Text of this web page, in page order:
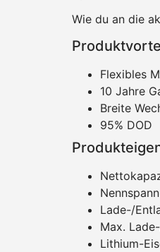
Wie du an die
Flexibles
10 Jahre
Breite
95% DOD
Lade-/
Max.
Lithium-